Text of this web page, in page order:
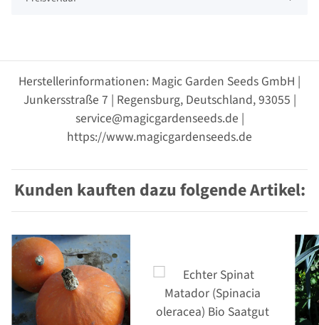
Herstellerinformationen: Magic Garden Seeds GmbH |
Junkersstraße 7 | Regensburg, Deutschland, 93055 |
service@magicgardenseeds.de |
https://www.magicgardenseeds.de
Kunden kauften dazu folgende Artikel: